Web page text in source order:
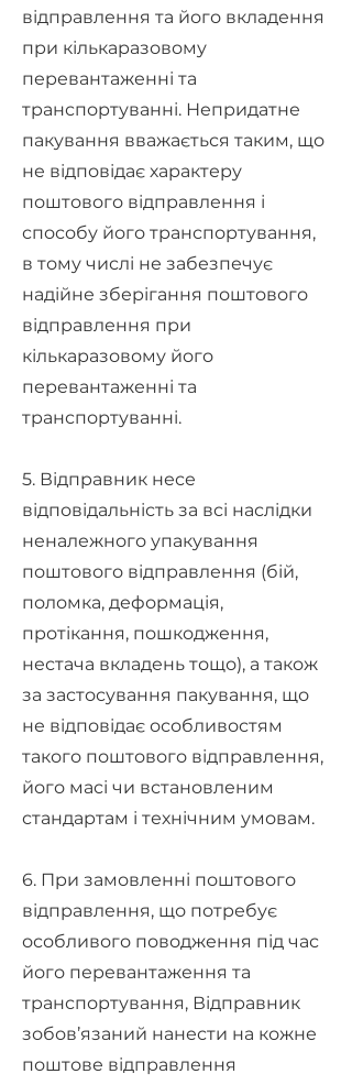
відправлення та його вкладення
при кількаразовому
перевантаженні та
транспортуванні. Непридатне
пакування вважається таким, що
не відповідає характеру
поштового відправлення і
способу його транспортування,
в тому числі не забезпечує
надійне зберігання поштового
відправлення при
кількаразовому його
перевантаженні та
транспортуванні.
5. Відправник несе
відповідальність за всі наслідки
неналежного упакування
поштового відправлення (бій,
поломка, деформація,
протікання, пошкодження,
нестача вкладень тощо), а також
за застосування пакування, що
не відповідає особливостям
такого поштового відправлення,
його масі чи встановленим
стандартам і технічним умовам.
6. При замовленні поштового
відправлення, що потребує
особливого поводження під час
його перевантаження та
транспортування, Відправник
зобов’язаний нанести на кожне
поштове відправлення